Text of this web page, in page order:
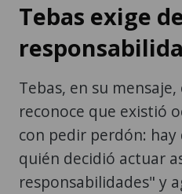
Tebas exige
Tebas, en su
reconoce que existió
con pedir perdón:
quién decidió actuar
responsabilidades" y